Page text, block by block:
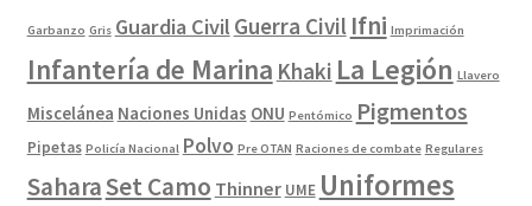
Garbanzo Gris Guardia Civil Guerra Civil Ifni Imprimación
Infantería de Marina Khaki La Legión Llavero
Miscelánea Naciones Unidas ONU Pentómico Pigmentos
Pipetas Policía Nacional Polvo Pre OTAN Raciones de combate Regulares
SaharaSet Camo Thinner UME Uniformes